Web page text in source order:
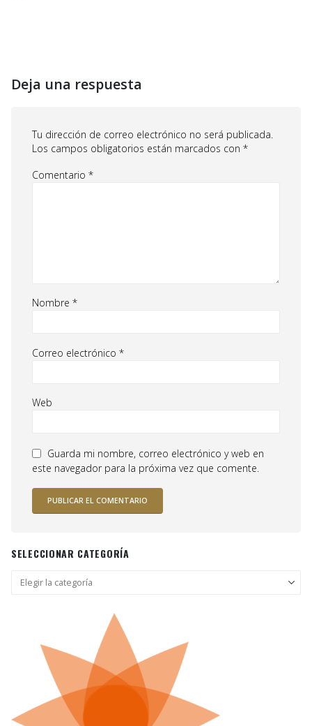
Deja una respuesta
Tu dirección de correo electrónico no será publicada.
Los campos obligatorios están marcados con *
Comentario *
Nombre *
Correo electrónico *
Web
Guarda mi nombre, correo electrónico y web en
este navegador para la próxima vez que comente.
SELECCIONAR CATEGORÍA
Seleccionar
categoría